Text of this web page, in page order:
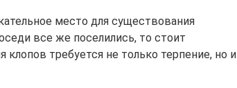
место для существования
все же поселились, то стоит
требуется не только терпение, но и